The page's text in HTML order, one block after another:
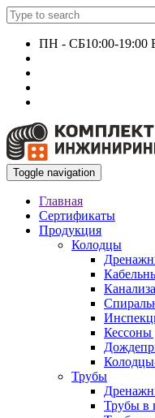
ПН - СБ10:00-
Toggle navigation
Главная
Сертификаты
Продукция
Колодцы
Кессоны
Трубы
Трубы в